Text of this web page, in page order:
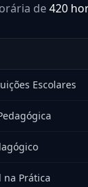
de420
Escolares
na Prática